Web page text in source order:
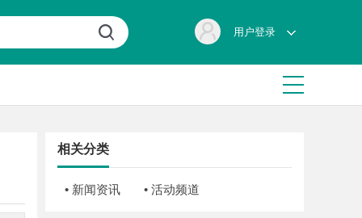
用户登录
相关分类
• 新闻资讯 • 活动频道